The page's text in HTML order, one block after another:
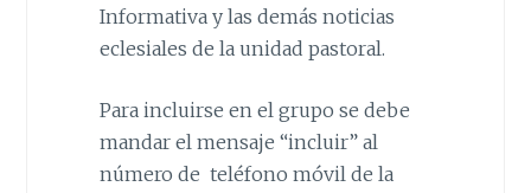
Informativa y las demás noticias
eclesiales de la unidad pastoral.
Para incluirse en el grupo se debe
mandar el mensaje “incluir” al
número de teléfono móvil de la